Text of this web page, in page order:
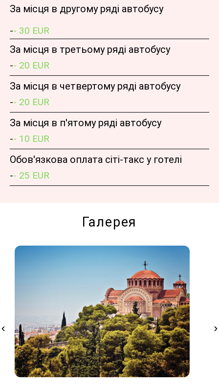
За місця в другому ряді автобусу
-- 30 EUR
За місця в третьому ряді автобусу
-- 20 EUR
За місця в четвертому ряді автобусу
-- 20 EUR
За місця в п'ятому ряді автобусу
-- 10 EUR
Обов'язкова оплата сіті-такс у готелі
-- 25 EUR
Галерея